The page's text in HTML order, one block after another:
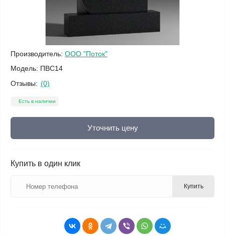
Производитель: ООО "Поток"
Модель: ПВС14
Отзывы: (0)
Есть в наличии
Уточнить цену
Купить в один клик
Купить